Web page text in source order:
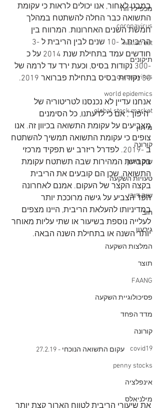
מכפיל רווח
coronavirus
wallstreet
תיקונים
coronavirus
world epidemics
global stock market
מיתון
קורונה
שוק ההון
טעויות השקעה
שוק דובי
חוב
גירעון
המלצות השקעה
תוצר
FAANG
פסיכולוגיית השקעה
מדד הפחד
קורונה
covid19
penny stocks
אינפלציה
מילניאלס
במבט לאחור, אנו יכולים לראות כי עקומת
התשואה כבר החלה להשתטח במהלך
חמשת השנים האחרונות. המרווח בין
חודשים עמד בתחילת שנת 2014 על כ
-300 נקודות בסיס, וכעת ירד עד לרמה של
30 נקודות בסיס בתחילת פברואר 2019.
אנחנו עדיין לא נכנסנו לטריטוריה של
"היפוך", אם כי לדעתנו, כל הסימנים
מצביעים על עקומת התשואה בכיוון זה. אנו
צופים כי עקומת התשואה תמשיך להשתטח
ב -2019. לפדרל ריזרב יש תפקיד מרכזי
בקביעת המהירות שבה תשתטח עקומת
התשואה, שכן הם קובעים את הריבית
בקצה הקצר של העקום. אמנם לאחרונה
הפד הצביע על גישה מרוככת יותר
במדיניותו להעלאת הריבית, היינו מצפים
לעלייה נוספת בשיעור או שתי עליות מאוחר
יותר השנה או בתחילת השנה הבאה.
עקום התשואה הנוכחי - 27.2.19